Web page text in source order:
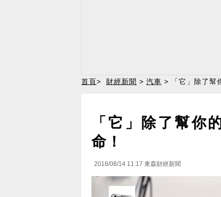
首頁> 財經新聞 > 汽車 > 「它」除了幫
「它」除了幫你
命！
2018/08/14 11:17 東森財經新聞